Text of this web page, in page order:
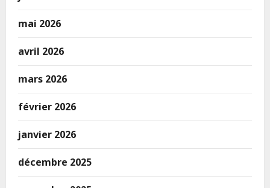
mai 2026
avril 2026
mars 2026
février 2026
janvier 2026
décembre 2025